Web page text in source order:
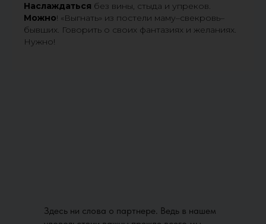
Наслаждаться без вины, стыда и упреков.
Можно! «Выгнать» из постели маму–свекровь–
бывших. Говорить о своих фантазиях и желаниях.
Нужно!
Здесь ни слова о партнере. Ведь в нашем